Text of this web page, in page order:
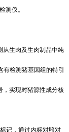
检测仪。
从生肉及生肉制品中纯
有检测猪基因组的特引
，实现对猪源性成分核
记，通过内标对照对